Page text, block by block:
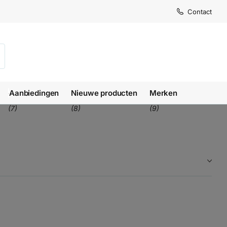
Levertijd1-3
Levertijd1-3
Contact
Aanbiedingen
(7)
Nieuwe producten
(8)
Merken
(9)